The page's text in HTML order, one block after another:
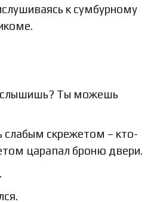
к сумбурному
слышишь? Ты можешь
слабым скрежетом – кто-
царапал броню двери.